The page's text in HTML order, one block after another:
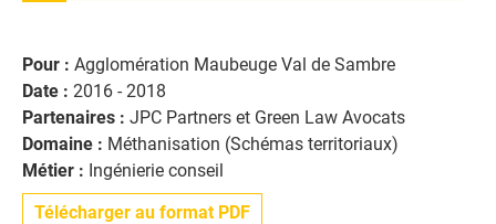
Pour : Agglomération Maubeuge Val de Sambre
Date : 2016 - 2018
Partenaires : JPC Partners et Green Law Avocats
Domaine : Méthanisation (Schémas territoriaux)
Métier : Ingénierie conseil
Télécharger au format PDF